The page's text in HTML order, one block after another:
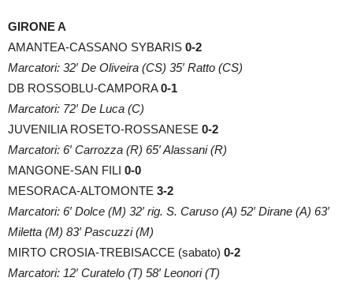
GIRONE A
AMANTEA-CASSANO SYBARIS 0-2
Marcatori: 32′ De Oliveira (CS) 35′ Ratto (CS)
DB ROSSOBLU-CAMPORA0-1
Marcatori: 72′ De Luca (C)
JUVENILIA ROSETO-ROSSANESE 0-2
Marcatori: 6′ Carrozza (R) 65′ Alassani (R)
MANGONE-SAN FILI 0-0
MESORACA-ALTOMONTE 3-2
Marcatori: 6′ Dolce (M) 32′ rig. S. Caruso (A) 52′ Dirane (A) 63′
Miletta (M) 83′ Pascuzzi (M)
MIRTO CROSIA-TREBISACCE (sabato) 0-2
Marcatori: 12′ Curatelo (T) 58′ Leonori (T)